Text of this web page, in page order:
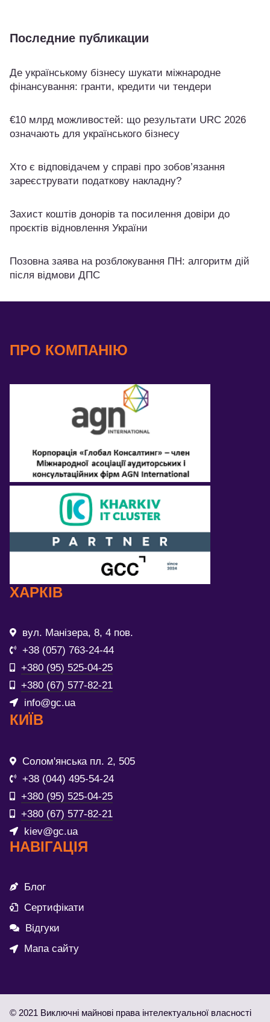
Последние публикации
Де українському бізнесу шукати міжнародне
фінансування: гранти, кредити чи тендери
€10 млрд можливостей: що результати URC 2026
означають для українського бізнесу
Хто є відповідачем у справі про зобов’язання
зареєструвати податкову накладну?
Захист коштів донорів та посилення довіри до
проєктів відновлення України
Позовна заява на розблокування ПН: алгоритм дій
після відмови ДПС
ПРО КОМПАНІЮ
ХАРКІВ
вул. Манізера, 8, 4 пов.
+38 (057) 763-24-44
+380 (95) 525-04-25
+380 (67) 577-82-21
info@gc.ua
КИЇВ
Солом'янська пл. 2, 505
+38 (044) 495-54-24
+380 (95) 525-04-25
+380 (67) 577-82-21
kiev@gc.ua
НАВІГАЦІЯ
Блог
Сертифікати
Відгуки
Мапа сайту
© 2021 Виключні майнові права інтелектуальної власності